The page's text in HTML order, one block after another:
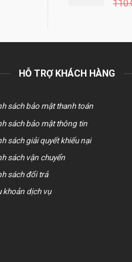
HỖ TRỢ KHÁCH HÀNG
sách bảo mật thanh toán
sách bảo mật thông tin
sách giải quyết khiếu nại
sách vận chuyển
sách đổi trả
khoản dịch vụ